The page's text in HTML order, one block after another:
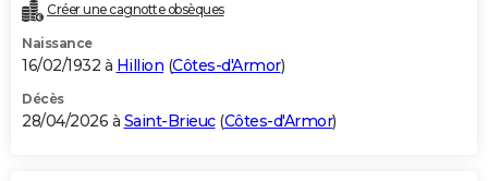
Destinations
City break
Voyage nature
Voyage de noces
Forum
Climat
+PHOTO
GUIDES D'ACHAT
BONS PLANS
Créer une cagnotte obsèques
Naissance
16/02/1932 à Hillion (Côtes-d'Armor)
Décès
28/04/2026 à Saint-Brieuc(Côtes-d'Armor)